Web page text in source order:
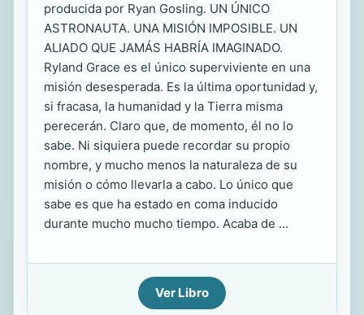
producida por Ryan Gosling. UN ÚNICO
ASTRONAUTA. UNA MISIÓN IMPOSIBLE. UN
ALIADO QUE JAMÁS HABRÍA IMAGINADO.
Ryland Grace es el único superviviente en una
misión desesperada. Es la última oportunidad y,
si fracasa, la humanidad y la Tierra misma
perecerán. Claro que, de momento, él no lo
sabe. Ni siquiera puede recordar su propio
nombre, y mucho menos la naturaleza de su
misión o cómo llevarla a cabo. Lo único que
sabe es que ha estado en coma inducido
durante mucho mucho tiempo. Acaba de ...
Ver Libro